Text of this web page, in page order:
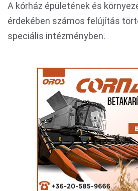
A kórház épületének és
érdekében számos felújítás
speciális intézményben.